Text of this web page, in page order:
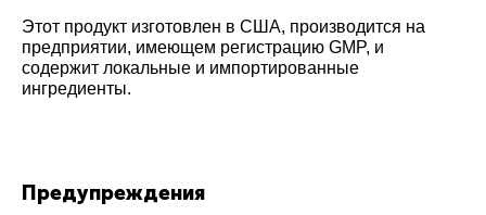
Этот продукт изготовлен в США, производится на
предприятии, имеющем регистрацию GMP, и
содержит локальные и импортированные
ингредиенты.
Предупреждения